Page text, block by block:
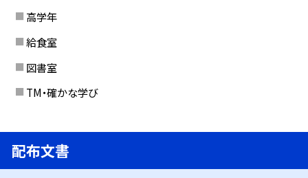
高学年
給食室
図書室
TM・確かな学び
配布文書